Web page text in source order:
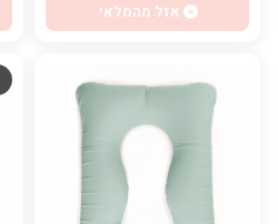
אזל מהמלאי